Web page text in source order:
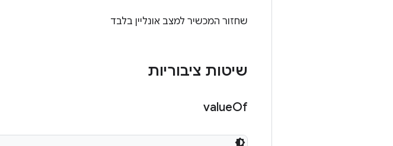
שחזור המכשיר למצב אונליין בלבד
שיטות ציבוריות
valueOf